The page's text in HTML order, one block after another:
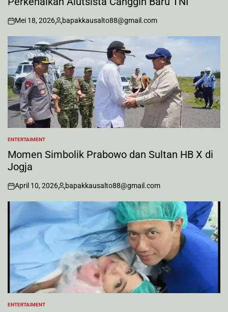
on
Mei 18, 2026
Posted
bapakkausalto88@gmail.com
POSTED
IN
ENTERTAIMENT
Momen Simbolik Prabowo dan Sultan HB X di
Jogja
on
April 10, 2026
Posted
by
bapakkausalto88@gmail.com
POSTED
ENTERTAIMENT